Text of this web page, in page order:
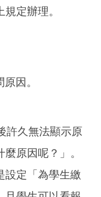
定辦理。
因。
許久無法顯示原
原因呢？」。
設定「為學生繳